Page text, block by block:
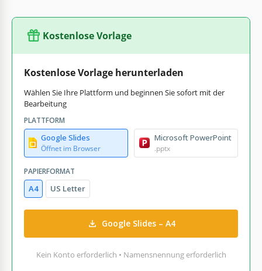
Kostenlose Vorlage
Kostenlose Vorlage herunterladen
Wählen Sie Ihre Plattform und beginnen Sie sofort mit der
Bearbeitung
PLATTFORM
Google Slides
Öffnet im Browser
Microsoft PowerPoint
.pptx
PAPIERFORMAT
A4 US Letter
Google Slides – A4
Kein Konto erforderlich • Namensnennung erforderlich